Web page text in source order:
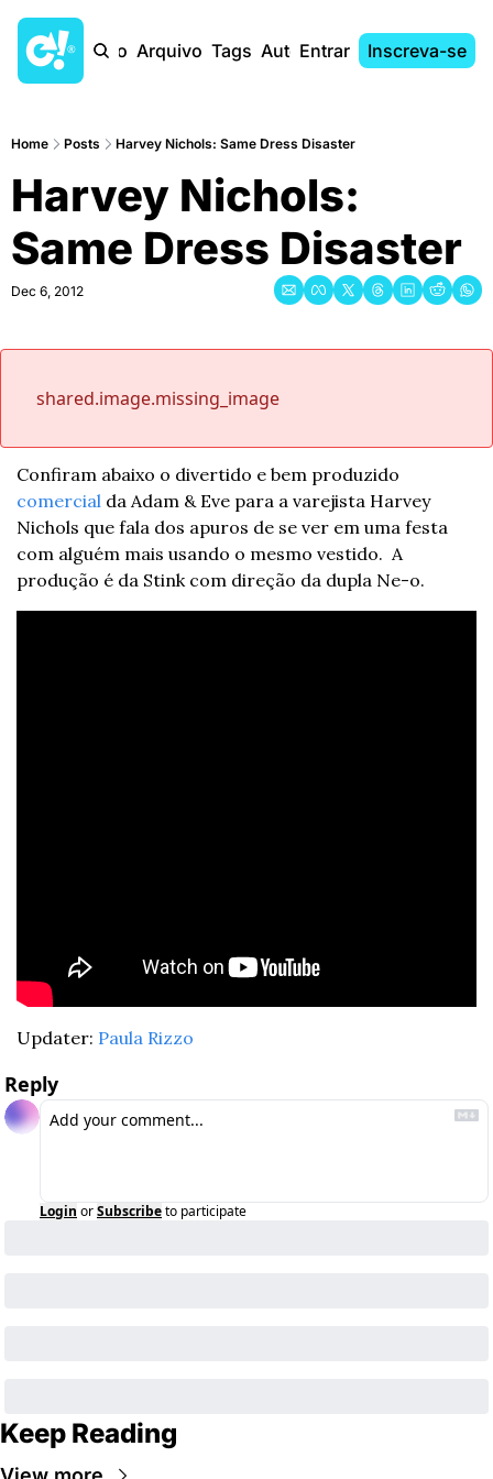
Início Arquivo Tags AutoresEntrar Inscreva-se
Home Posts Harvey Nichols: Same Dress Disaster
Harvey Nichols:
Same Dress Disaster
Dec 6, 2012
shared.image.missing_image
comercial da Adam & Eve para a varejista Harvey
Nichols que fala dos apuros de se ver em uma festa
com alguém mais usando o mesmo vestido.  A
produção é da Stink com direção da dupla Ne-o.
Updater: Paula Rizzo
Reply
Login orSubscribeto participate
Keep Reading